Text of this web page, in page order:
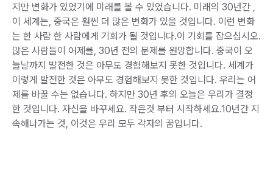
지만 변화가 있었기에 미래를 볼 수 있었습니다. 미래의 30년간 ,
이 세계는, 중국은 훨씬 더 많은 변화가 있을 것입니다. 이런 변화
는 한 사람 한 사람에게 기회가 될 것입니다.이 기회를 잡으십시오.
많은 사람들이 어제를, 30년 전의 문제를 원망합니다. 중국이 오
늘날까지 발전한 것은 아무도 경험해보지 못한 것입니다. 세계가
이렇게 발전한 것은 아무도 경험해보지 못한 것입니다. 우리는 어
제를 바꿀 수는 없습니다. 하지만 30년 후의 오늘은 우리가 결정
한 것입니다. 자신을 바꾸세요. 작은것 부터 시작하세요.10년간 지
속해나가는 것, 이것은 우리 모두 각자의 꿈입니다.